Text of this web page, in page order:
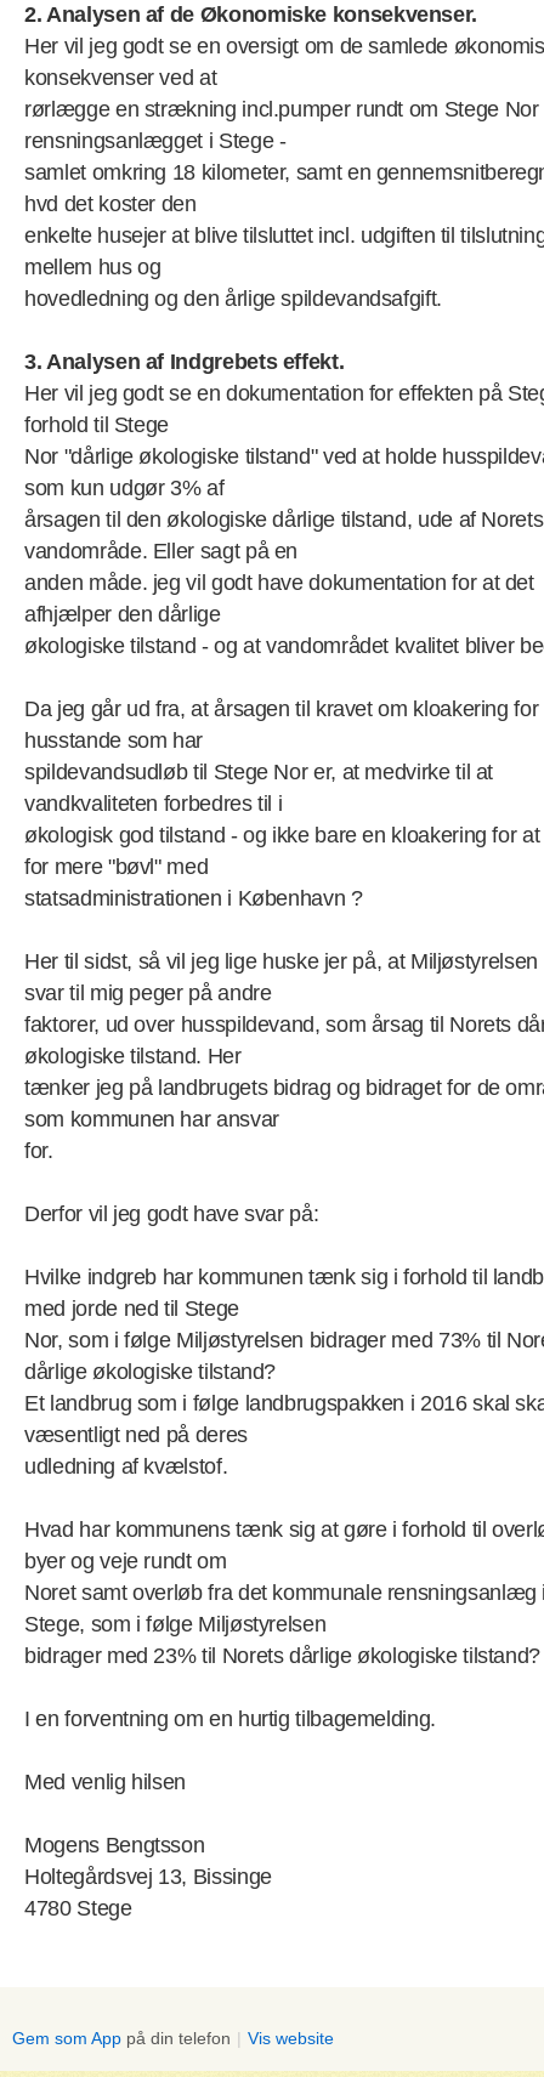
2. Analysen af de Økonomiske konsekvenser.
Her vil jeg godt se en oversigt om de samlede
konsekvenser ved at
rørlægge en strækning incl.pumper rundt om Stege Nor
rensningsanlægget i Stege -
samlet omkring 18 kilometer, samt en
hvd det koster den
enkelte husejer at blive tilsluttet incl. udgiften til
mellem hus og
hovedledning og den årlige spildevandsafgift.
3. Analysen af Indgrebets effekt.
Her vil jeg godt se en dokumentation for effekten på
forhold til Stege
Nor "dårlige økologiske tilstand" ved at holde
som kun udgør 3% af
årsagen til den økologiske dårlige tilstand, ude af Norets
vandområde. Eller sagt på en
anden måde. jeg vil godt have dokumentation for at det
afhjælper den dårlige
økologiske tilstand - og at vandområdet kvalitet bliver
Da jeg går ud fra, at årsagen til kravet om kloakering for
husstande som har
spildevandsudløb til Stege Nor er, at medvirke til at
vandkvaliteten forbedres til i
økologisk god tilstand - og ikke bare en kloakering for
for mere "bøvl" med
statsadministrationen i København ?
Her til sidst, så vil jeg lige huske jer på, at Miljøstyrelsen
svar til mig peger på andre
faktorer, ud over husspildevand, som årsag til Norets
økologiske tilstand. Her
tænker jeg på landbrugets bidrag og bidraget for de
som kommunen har ansvar
for.
Derfor vil jeg godt have svar på:
Hvilke indgreb har kommunen tænk sig i forhold til
med jorde ned til Stege
Nor, som i følge Miljøstyrelsen bidrager med 73% til
dårlige økologiske tilstand?
Et landbrug som i følge landbrugspakken i 2016 skal
væsentligt ned på deres
udledning af kvælstof.
Hvad har kommunens tænk sig at gøre i forhold til
byer og veje rundt om
Noret samt overløb fra det kommunale rensningsanlæg
Stege, som i følge Miljøstyrelsen
bidrager med 23% til Norets dårlige økologiske tilstand?
I en forventning om en hurtig tilbagemelding.
Med venlig hilsen
Mogens Bengtsson
Holtegårdsvej 13, Bissinge
4780 Stege
Gem som App på din telefon | Vis website